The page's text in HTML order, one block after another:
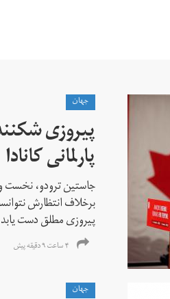
جهان
پیروزی
پارلمانی کانادا
جاستین ترودو، نخست
برخلاف انتظارش
پیروزی مطلق دست
۴ ساعت ۹ دقیقه پیش
جهان